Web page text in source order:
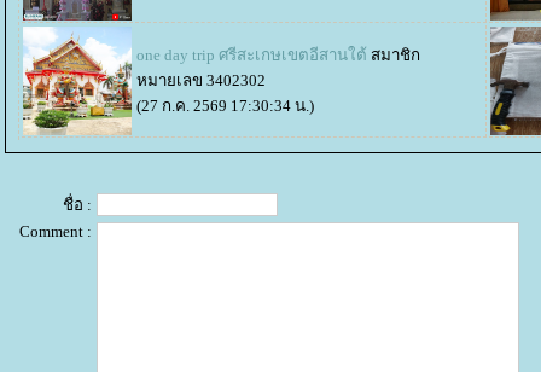
one day trip ศรีสะเกษเขตอีสานใต้ สมาชิก
หมายเลข 3402302
(27 ก.ค. 2569 17:30:34 น.)
ชื่อ :
Comment :